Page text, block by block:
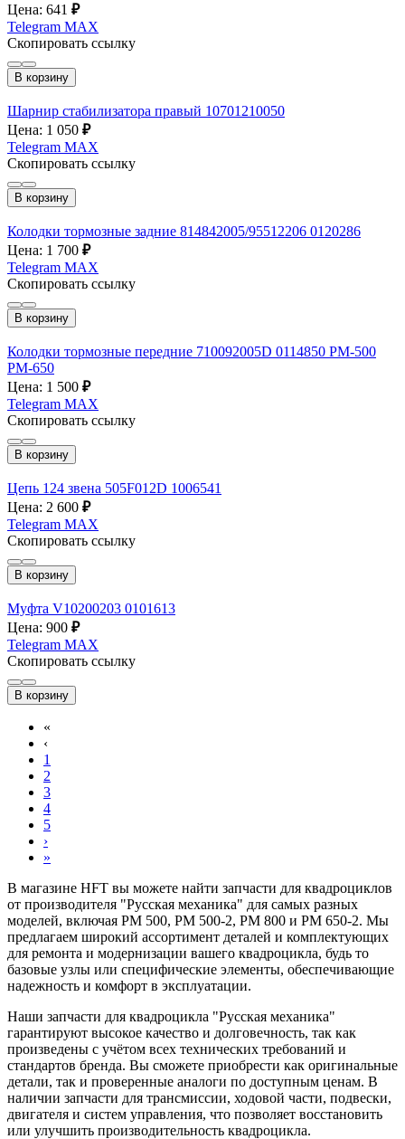
Цена: 641 ₽
Telegram MAX
Скопировать ссылку
В корзину
Шарнир стабилизатора правый 10701210050
Цена: 1 050 ₽
Telegram MAX
Скопировать ссылку
В корзину
Колодки тормозные задние 814842005/95512206 0120286
Цена: 1 700 ₽
Telegram MAX
Скопировать ссылку
В корзину
Колодки тормозные передние 710092005D 0114850 РМ-500
РМ-650
Цена: 1 500 ₽
Telegram MAX
Скопировать ссылку
В корзину
Цепь 124 звена 505F012D 1006541
Цена: 2 600 ₽
Telegram MAX
Скопировать ссылку
В корзину
Муфта V10200203 0101613
Цена: 900 ₽
Telegram MAX
Скопировать ссылку
В корзину
«
‹
1
2
3
4
5
›
»
В магазине HFT вы можете найти запчасти для квадроциклов
от производителя "Русская механика" для самых разных
моделей, включая РМ 500, РМ 500-2, РМ 800 и РМ 650-2. Мы
предлагаем широкий ассортимент деталей и комплектующих
для ремонта и модернизации вашего квадроцикла, будь то
базовые узлы или специфические элементы, обеспечивающие
надежность и комфорт в эксплуатации.
Наши запчасти для квадроцикла "Русская механика"
гарантируют высокое качество и долговечность, так как
произведены с учётом всех технических требований и
стандартов бренда. Вы сможете приобрести как оригинальные
детали, так и проверенные аналоги по доступным ценам. В
наличии запчасти для трансмиссии, ходовой части, подвески,
двигателя и систем управления, что позволяет восстановить
или улучшить производительность квадроцикла.